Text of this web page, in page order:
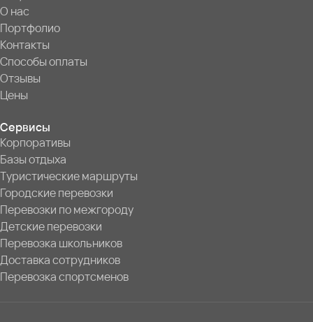
О нас
Портфолио
Контакты
Способы оплаты
Отзывы
Цены
Сервисы
Корпоративы
Базы отдыха
Туристические маршруты
Городские перевозки
Перевозки по межгороду
Детские перевозки
Перевозка школьников
Доставка сотрудников
Перевозка спортсменов